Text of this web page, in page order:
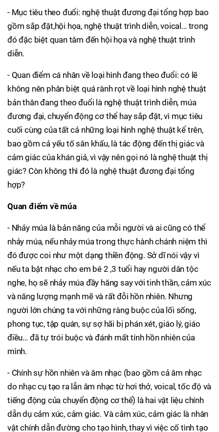
- Mục tiêu theo đuổi: nghệ thuật đương đại tổng hợp bao
gồm sắp đặt,hội họa, nghệ thuật trình diễn, voical… trong
đó đặc biệt quan tâm đến hội họa và nghệ thuật trình
diễn.
- Quan điểm cá nhân về loại hình đang theo đuổi: có lẽ
không nên phân biệt quá rành rọt về loại hình nghệ thuật
bản thân đang theo đuổi là nghệ thuật trình diễn, múa
đương đại, chuyển động cơ thể hay sắp đặt, vì mục tiêu
cuối cùng của tất cả những loại hình nghệ thuật kể trên,
bao gồm cả yếu tố sân khấu, là tác động đến thị giác và
cảm giác của khán giả, vì vậy nên gọi nó là nghệ thuật thị
giác? Còn không thì đó là nghệ thuật đương đại tổng
hợp?
Quan điểm về múa
- Nhảy múa là bản năng của mỗi người và ai cũng có thể
nhảy múa, nếu nhảy múa trong thực hành chánh niệm thì
đó được coi như một dạng thiền động. Sở dĩ nói vậy vì
nếu ta bật nhạc cho em bé 2 ,3 tuổi hay người dân tộc
nghe, họ sẽ nhảy múa đầy hăng say với tinh thần, cảm xúc
và năng lượng mạnh mẽ và rất đỗi hồn nhiên. Nhưng
người lớn chúng ta với những ràng buộc của lối sống,
phong tục, tập quán, sự sợ hãi bị phán xét, giáo lý, giáo
điều… đã tự trói buộc và đánh mất tính hồn nhiên của
mình.
- Chính sự hồn nhiên và âm nhạc (bao gồm cả âm nhạc
do nhạc cụ tạo ra lẫn âm nhạc từ hơi thở, voical, tốc độ và
tiếng động của chuyển động cơ thể) là hai vật liệu chính
dẫn dụ cảm xúc, cảm giác. Và cảm xúc, cảm giác là nhân
vật chính dẫn đường cho tạo hình, thay vì việc cố tình tạo